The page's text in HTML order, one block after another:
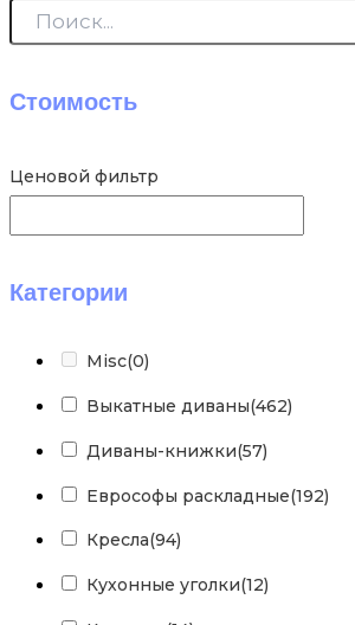
Стоимость
Ценовой фильтр
Категории
Misc(0)
Выкатные диваны(462)
Диваны-книжки(57)
Еврософы раскладные(192)
Кресла(94)
Кухонные уголки(12)